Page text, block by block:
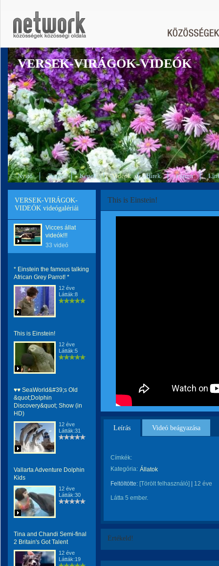
VERSEK-VIRÁGOK-VIDEÓK
Nyitó Tagok Képek Videók Hírek Fórum
VERSEK-VIRÁGOK-
VIDEÓK videógalériái
Vicces állat
videók!!!
33 videó
* Einstein the famous talking
African Grey Parrot! *
12 éve
Látták:8
This is Einstein!
12 éve
Látták:5
♥♥ SeaWorld&#39;s Old
&quot;Dolphin
Discovery&quot; Show (in
HD)
12 éve
Látták:31
Vallarta Adventure Dolphin
Kids
12 éve
Látták:30
Tina and Chandi Semi-final
2 Britain's Got Talent
12 éve
Látták:19
This is Einstein!
Leírás Videó beágyazása
Címkék:
Kategória: Állatok
Feltöltötte: [Törölt felhasználó] 12 éve
Látta 5 ember.
Értékeld!